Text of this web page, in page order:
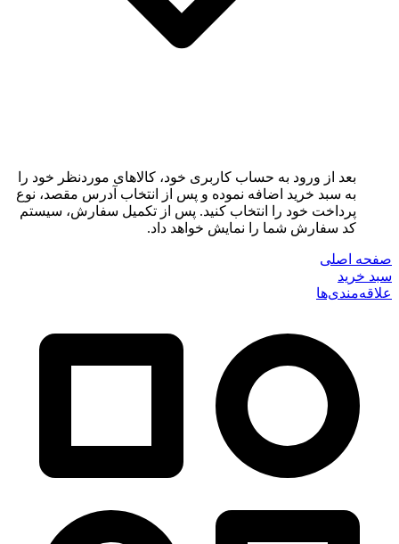
بعد از ورود به حساب کاربری خود، کالاهای موردنظر خود را
به سبد خرید اضافه نموده و پس از انتخاب آدرس مقصد، نوع
پرداخت خود را انتخاب کنید. پس از تکمیل سفارش، سیستم
کد سفارش شما را نمایش خواهد داد.
صفحه اصلی
سبد خرید
علاقه‌مندی‌ها